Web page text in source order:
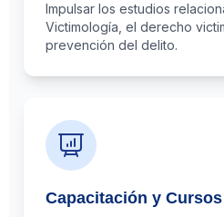
Impulsar los estudios
Victimología, el derecho
prevención del delito.
Capacitación y Cursos